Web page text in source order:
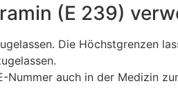
(E 239)
Die Höchstgrenzen
auch in der Medizin